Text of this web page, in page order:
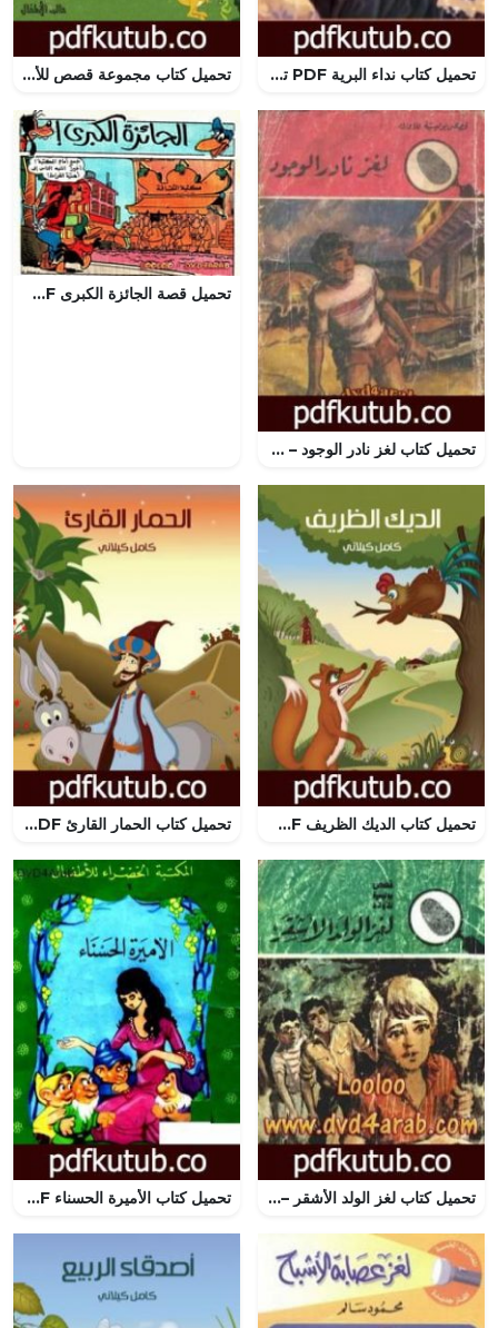
تحميل كتاب نداء البرية PDF تأليف جاك لندن مجانا [كامل] تحميل كتاب مجموعة قصص للأطفال PDF تأليف ساجدة حسن عبیدي نیسي مجانا [كامل]
تحميل كتاب لغز نادر الوجود – سلسلة المغامرون الخمسة: 100 PDF تأليف محمود سالم مجانا [كامل]
تحميل قصة الجائزة الكبرى PDF للكاتب مجلة ميكى
تحميل كتاب الديك الظريف PDF تأليف كامل الكيلاني مجانا [كامل] تحميل كتاب الحمار القارئ PDF تأليف كامل الكيلاني مجانا [كامل]
تحميل كتاب لغز الولد الأشقر – سلسلة المغامرون الخمسة: 165 PDF تأليف محمود سالم مجانا [كامل] تحميل كتاب الأميرة الحسناء PDF تأليف محمد عطية الإبراشي مجانا [كامل]